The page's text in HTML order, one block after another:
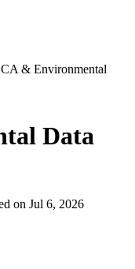
& Environmental
Data
on Jul 6, 2026